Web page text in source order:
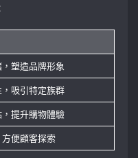
塑造品牌形象
吸引特定族群
提升購物體驗
便顧客探索